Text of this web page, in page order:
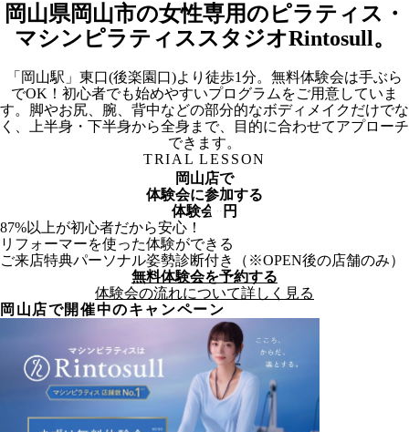
岡山県岡山市の女性専用のピラティス・
マシンピラティススタジオRintosull。
「岡山駅」東口(後楽園口)より徒歩1分。無料体験会は手ぶら
でOK！初心者でも始めやすいプログラムをご用意していま
す。脚やお尻、腕、背中などの部分的なボディメイクだけでな
く、上半身・下半身から全身まで、目的に合わせてアプローチ
できます。
TRIAL LESSON
岡山店で
体験会に参加する
体験会 0 円
87%以上が初心者だから安心！
リフォーマーを使った体験ができる
ご来店特典パーソナル姿勢診断付き（※OPEN後の店舗のみ）
無料体験会を予約する
体験会の流れについて詳しく見る
岡山 店で開催中のキャンペーン